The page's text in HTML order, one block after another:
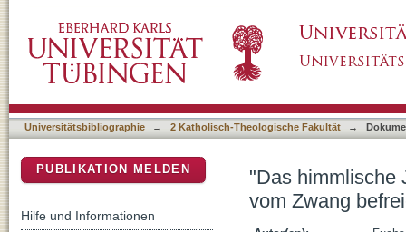
Universitätsbibliographie → 2 Katholisch-Theologische Fakultät →
"Das himmlische
vom Zwang
PUBLIKATION MELDEN
Hilfe und Informationen